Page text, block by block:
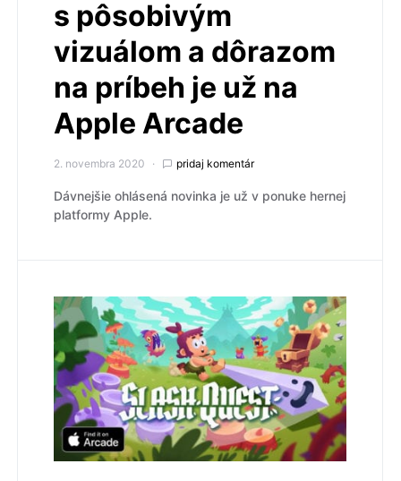
s pôsobivým
vizuálom a dôrazom
na príbeh je už na
Apple Arcade
2. novembra 2020 pridaj komentár
Dávnejšie ohlásená novinka je už v ponuke hernej
platformy Apple.